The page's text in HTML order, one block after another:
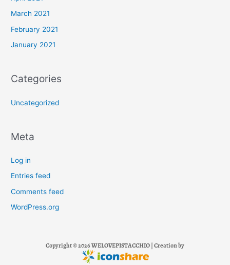
March 2021
February 2021
January 2021
Categories
Uncategorized
Meta
Log in
Entries feed
Comments feed
WordPress.org
Copyright © 2026 WELOVEPISTACCHIO | Creation by